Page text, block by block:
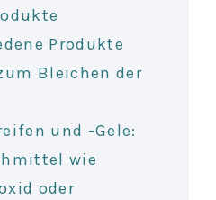
Produkte
Bleichen der
und -Gele:
wie
oder